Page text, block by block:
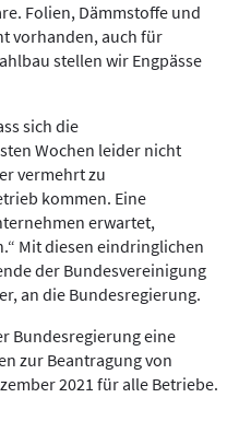
Folien, Dämmstoffe und
vorhanden, auch für
stellen wir Engpässe
sich die
Wochen leider nicht
vermehrt zu
kommen. Eine
erwartet,
Mit diesen eindringlichen
der Bundesvereinigung
an die Bundesregierung.
Bundesregierung eine
zur Beantragung von
2021 für alle Betriebe.